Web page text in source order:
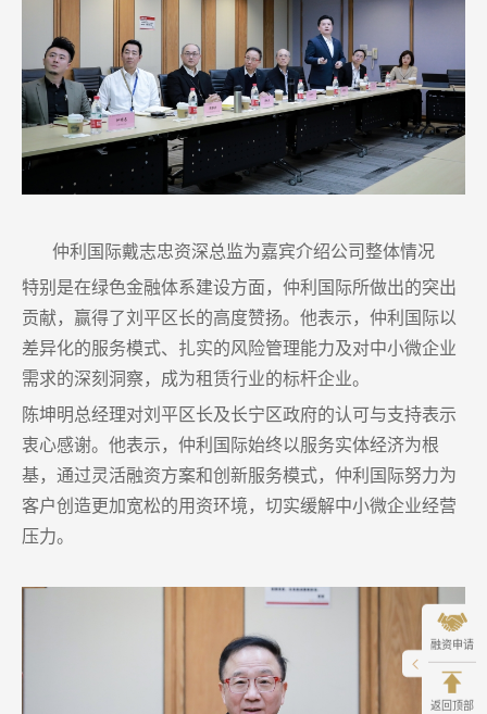
仲利国际戴志忠资深总监为嘉宾介绍公司整体情况
特别是在绿色金融体系建设方面，仲利国际所做出的突出
贡献，赢得了刘平区长的高度赞扬。他表示，仲利国际以
差异化的服务模式、扎实的风险管理能力及对中小微企业
需求的深刻洞察，成为租赁行业的标杆企业。
陈坤明总经理对刘平区长及长宁区政府的认可与支持表示
衷心感谢。他表示，仲利国际始终以服务实体经济为根
基，通过灵活融资方案和创新服务模式，仲利国际努力为
客户创造更加宽松的用资环境，切实缓解中小微企业经营
压力。
融资申请
返回顶部